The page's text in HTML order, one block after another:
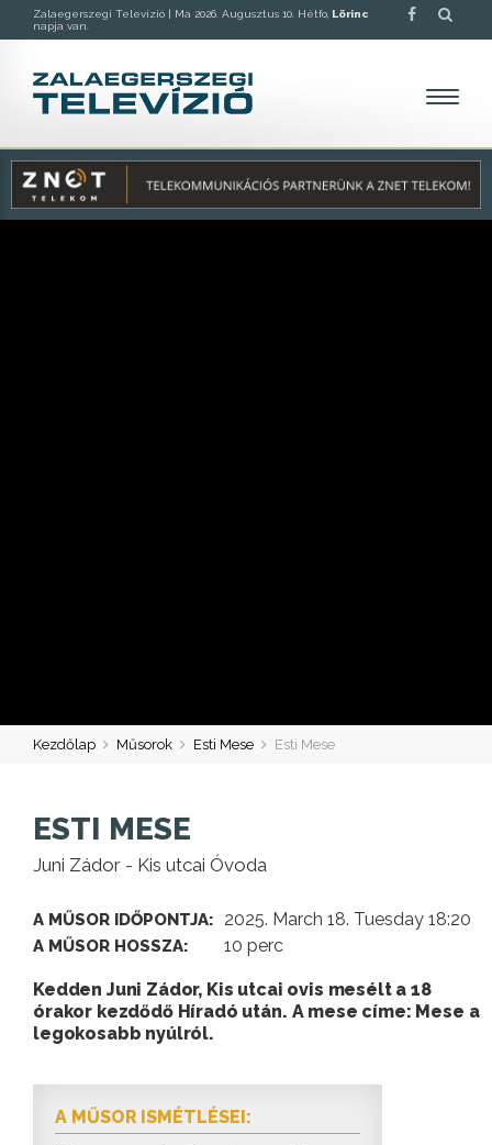
Zalaegerszegi Televízió | Ma 2026. Augusztus 10. Hétfo, Lörinc
napja van.
Kezdőlap Műsorok Esti Mese Esti Mese
ESTI MESE
Juni Zádor - Kis utcai Óvoda
A MŰSOR IDŐPONTJA: 2025. March 18. Tuesday 18:20
A MŰSOR HOSSZA: 10 perc
Kedden Juni Zádor, Kis utcai ovis mesélt a 18
órakor kezdődő Híradó után. A mese címe: Mese a
legokosabb nyúlról.
A MŰSOR ISMÉTLÉSEI: